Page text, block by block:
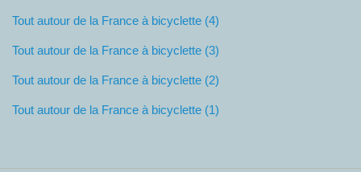
Tout autour de la France à bicyclette (4)
Tout autour de la France à bicyclette (3)
Tout autour de la France à bicyclette (2)
Tout autour de la France à bicyclette (1)